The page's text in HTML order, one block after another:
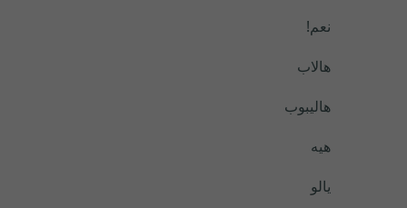
نعم!
هالاب
هاليبوب
هيه
يالو